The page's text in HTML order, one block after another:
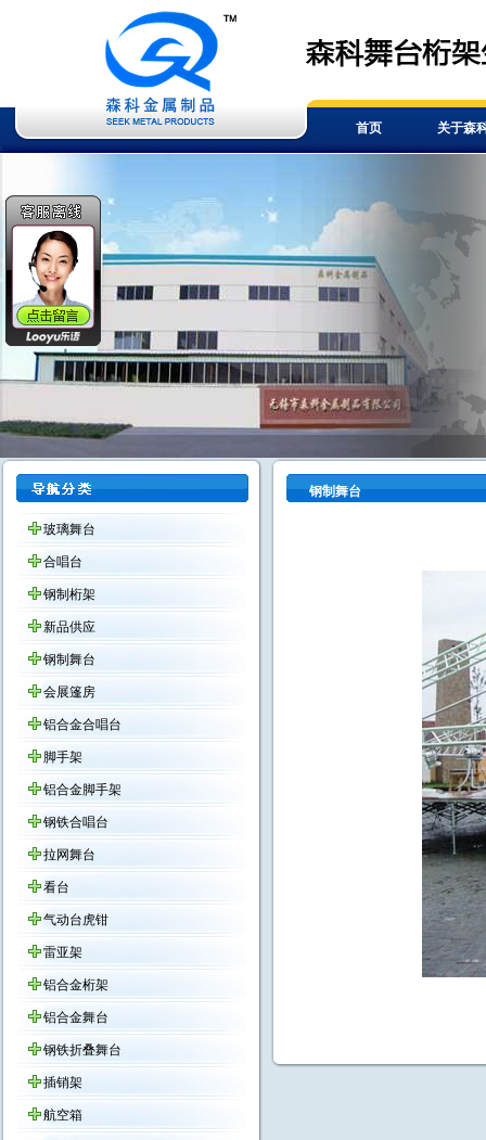
首页 关于森
玻璃舞台
合唱台
钢制桁架
新品供应
钢制舞台
会展篷房
铝合金合唱台
脚手架
铝合金脚手架
钢铁合唱台
拉网舞台
看台
气动台虎钳
雷亚架
铝合金桁架
铝合金舞台
钢铁折叠舞台
插销架
航空箱
钢制舞台